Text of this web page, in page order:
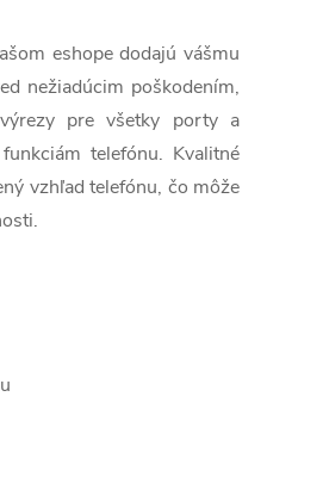
eshope dodajú vášmu
nežiadúcim poškodením,
pre všetky porty a
telefónu. Kvalitné
vzhľad telefónu, čo môže